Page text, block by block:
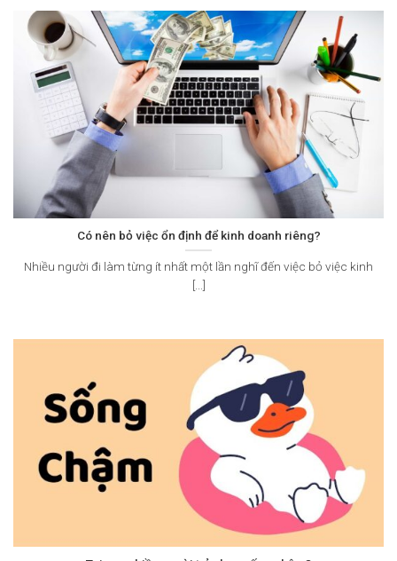
Có nên bỏ việc ổn định để kinh doanh riêng?
Nhiều người đi làm từng ít nhất một lần nghĩ đến việc bỏ việc kinh
[...]